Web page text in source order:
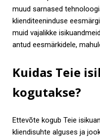
muud sarnased
klienditeeninduse
muid vajalikke
antud eesmärkidele,
Kuidas Teie
kogutakse?
Ettevõte kogub Teie
kliendisuhte alguses ja